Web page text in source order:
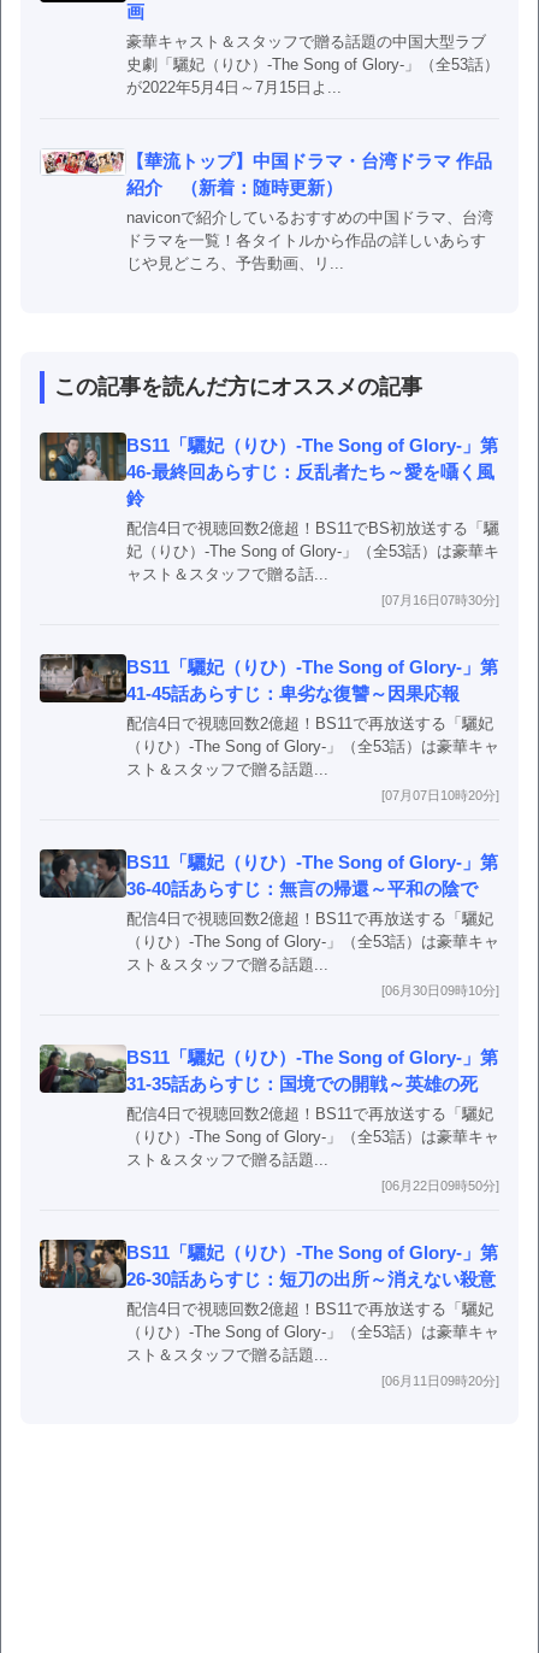
画
豪華キャスト＆スタッフで贈る話題の中国大型ラブ
史劇「驪妃（りひ）-The Song of Glory-」（全53話）
が2022年5月4日～7月15日よ...
【華流トップ】中国ドラマ・台湾ドラマ 作品
紹介 （新着：随時更新）
naviconで紹介しているおすすめの中国ドラマ、台湾
ドラマを一覧！各タイトルから作品の詳しいあらす
じや見どころ、予告動画、リ...
この記事を読んだ方にオススメの記事
BS11「驪妃（りひ）-The Song of Glory-」第
46-最終回あらすじ：反乱者たち～愛を囁く風
鈴
配信4日で視聴回数2億超！BS11でBS初放送する「驪
妃（りひ）-The Song of Glory-」（全53話）は豪華キ
ャスト＆スタッフで贈る話...
[07月16日07時30分]
BS11「驪妃（りひ）-The Song of Glory-」第
41-45話あらすじ：卑劣な復讐～因果応報
配信4日で視聴回数2億超！BS11で再放送する「驪妃
（りひ）-The Song of Glory-」（全53話）は豪華キャ
スト＆スタッフで贈る話題...
[07月07日10時20分]
BS11「驪妃（りひ）-The Song of Glory-」第
36-40話あらすじ：無言の帰還～平和の陰で
配信4日で視聴回数2億超！BS11で再放送する「驪妃
（りひ）-The Song of Glory-」（全53話）は豪華キャ
スト＆スタッフで贈る話題...
[06月30日09時10分]
BS11「驪妃（りひ）-The Song of Glory-」第
31-35話あらすじ：国境での開戦～英雄の死
配信4日で視聴回数2億超！BS11で再放送する「驪妃
（りひ）-The Song of Glory-」（全53話）は豪華キャ
スト＆スタッフで贈る話題...
[06月22日09時50分]
BS11「驪妃（りひ）-The Song of Glory-」第
26-30話あらすじ：短刀の出所～消えない殺意
配信4日で視聴回数2億超！BS11で再放送する「驪妃
（りひ）-The Song of Glory-」（全53話）は豪華キャ
スト＆スタッフで贈る話題...
[06月11日09時20分]